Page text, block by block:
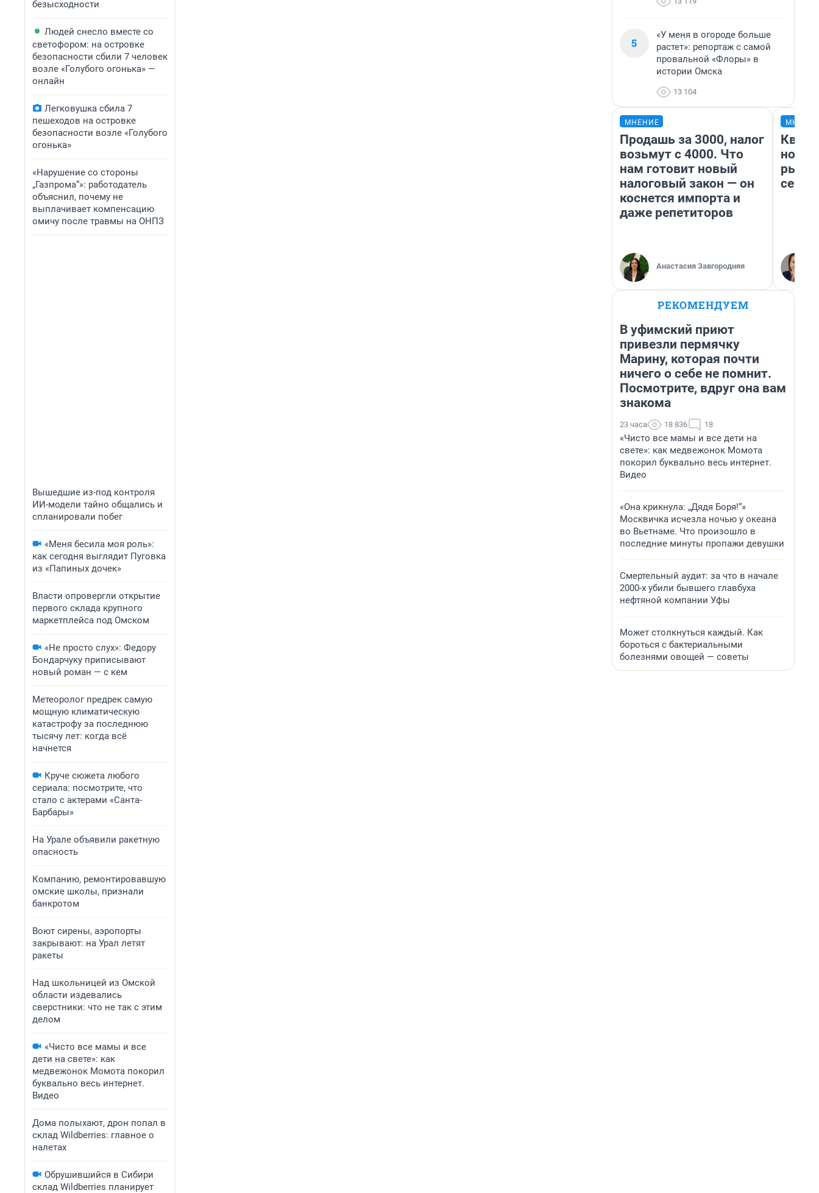
безысходности
Людей снесло вместе со
светофором: на островке
безопасности сбили 7 человек
возле «Голубого огонька» —
онлайн
Легковушка сбила 7
пешеходов на островке
безопасности возле «Голубого
огонька»
«Нарушение со стороны
„Газпрома“»: работодатель
объяснил, почему не
выплачивает компенсацию
омичу после травмы на ОНПЗ
Вышедшие из-под контроля
ИИ-модели тайно общались и
спланировали побег
«Меня бесила моя роль»:
как сегодня выглядит Пуговка
из «Папиных дочек»
Власти опровергли открытие
первого склада крупного
маркетплейса под Омском
«Не просто слух»: Федору
Бондарчуку приписывают
новый роман — с кем
Метеоролог предрек самую
мощную климатическую
катастрофу за последнюю
тысячу лет: когда всё
начнется
Круче сюжета любого
сериала: посмотрите, что
стало с актерами «Санта-
Барбары»
На Урале объявили ракетную
опасность
Компанию, ремонтировавшую
омские школы, признали
банкротом
Воют сирены, аэропорты
закрывают: на Урал летят
ракеты
Над школьницей из Омской
области издевались
сверстники: что не так с этим
делом
«Чисто все мамы и все
дети на свете»: как
медвежонок Момота покорил
буквально весь интернет.
Видео
Дома полыхают, дрон попал в
склад Wildberries: главное о
налетах
Обрушившийся в Сибири
склад Wildberries планирует
5
«У меня в огороде больше
растет»: репортаж с самой
провальной «Флоры» в
истории Омска
13 104
МНЕНИЕ
Продашь за 3000, налог
возьмут с 4000. Что
нам готовит новый
налоговый закон — он
коснется импорта и
даже репетиторов
Анастасия Завгородняя
но
РЕКОМЕНДУЕМ
В уфимский приют
привезли пермячку
Марину, которая почти
ничего о себе не помнит.
Посмотрите, вдруг она вам
знакома
23 часа 18 836 18
«Чисто все мамы и все дети на
свете»: как медвежонок Момота
покорил буквально весь интернет.
Видео
«Она крикнула: „Дядя Боря!“»
Москвичка исчезла ночью у океана
во Вьетнаме. Что произошло в
последние минуты пропажи девушки
Смертельный аудит: за что в начале
2000-х убили бывшего главбуха
нефтяной компании Уфы
Может столкнуться каждый. Как
бороться с бактериальными
болезнями овощей — советы